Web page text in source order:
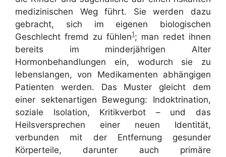
medizinischen Weg führt. Sie werden dazu
gebracht, sich im eigenen biologischen
Geschlecht fremd zu fühlen1; man redet ihnen
bereits im minderjährigen Alter
Hormonbehandlungen ein, wodurch sie zu
lebenslangen, von Medikamenten abhängigen
Patienten werden. Das Muster gleicht dem
einer sektenartigen Bewegung: Indoktrination,
soziale Isolation, Kritikverbot – und das
Heilsversprechen einer neuen Identität,
verbunden mit der Entfernung gesunder
Körperteile, darunter auch primäre